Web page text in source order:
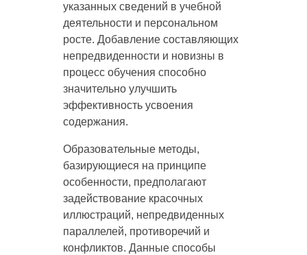
указанных сведений в учебной
деятельности и персональном
росте. Добавление составляющих
непредвиденности и новизны в
процесс обучения способно
значительно улучшить
эффективность усвоения
содержания.
Образовательные методы,
базирующиеся на принципе
особенности, предполагают
задействование красочных
иллюстраций, непредвиденных
параллелей, противоречий и
конфликтов. Данные способы